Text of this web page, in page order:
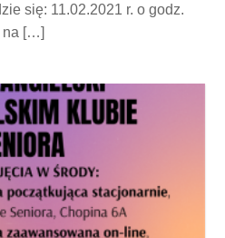
się: 11.02.2021 r. o godz.
na […]